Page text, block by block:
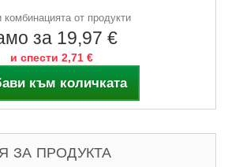
комбинацията от продукти
за 19,97 €
и спести 2,71 €
към количката
ЗА ПРОДУКТА